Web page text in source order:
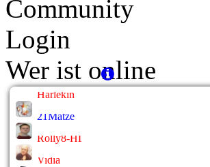
Community
Login
Wer ist online
Harlekin
21Matze
Rolly8-HL
Vidia